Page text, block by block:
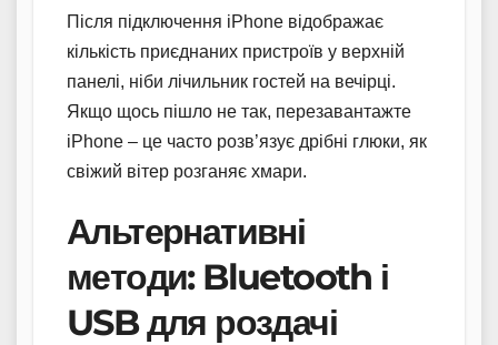
Після підключення iPhone відображає
кількість приєднаних пристроїв у верхній
панелі, ніби лічильник гостей на вечірці.
Якщо щось пішло не так, перезавантажте
iPhone – це часто розв’язує дрібні глюки, як
свіжий вітер розганяє хмари.
Альтернативні
методи: Bluetooth і
USB для роздачі